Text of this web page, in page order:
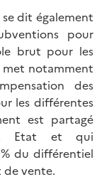
dit également
pour
brut pour les
met notamment
des
les différentes
est partagé
et Etat et qui
du différentiel
vente.